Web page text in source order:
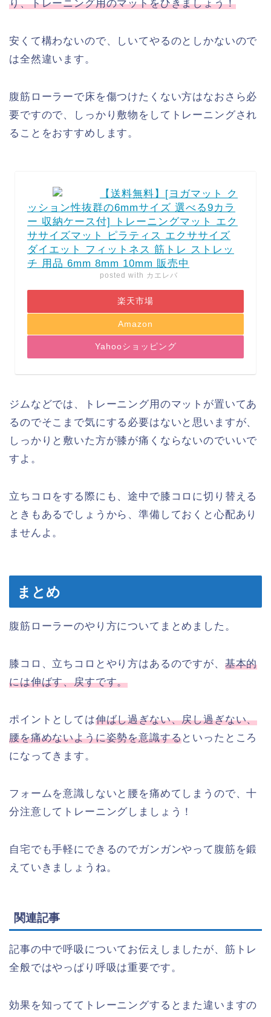
り、トレーニング用のマットをひきましょう！
安くて構わないので、しいてやるのとしかないので
は全然違います。
腹筋ローラーで床を傷つけたくない方はなおさら必
要ですので、しっかり敷物をしてトレーニングされ
ることをおすすめします。
【送料無料】[ヨガマット ク
ッション性抜群の6mmサイズ 選べる9カラ
ー 収納ケース付] トレーニングマット エク
ササイズマット ピラティス エクササイズ
ダイエット フィットネス 筋トレ ストレッ
チ 用品 6mm 8mm 10mm 販売中
posted with カエレバ
楽天市場
Amazon
Yahooショッピング
ジムなどでは、トレーニング用のマットが置いてあ
るのでそこまで気にする必要はないと思いますが、
しっかりと敷いた方が膝が痛くならないのでいいで
すよ。
立ちコロをする際にも、途中で膝コロに切り替える
ときもあるでしょうから、準備しておくと心配あり
ませんよ。
まとめ
腹筋ローラーのやり方についてまとめました。
膝コロ、立ちコロとやり方はあるのですが、 基本的
には伸ばす、戻すです。
ポイントとしては伸ばし過ぎない、戻し過ぎない、
腰を痛めないように姿勢を意識するといったところ
になってきます。
フォームを意識しないと腰を痛めてしまうので、十
分注意してトレーニングしましょう！
自宅でも手軽にできるのでガンガンやって腹筋を鍛
えていきましょうね。
関連記事
記事の中で呼吸についてお伝えしましたが、筋トレ
全般ではやっぱり呼吸は重要です。
効果を知っててトレーニングするとまた違いますの